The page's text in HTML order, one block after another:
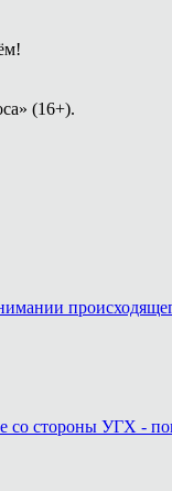
(16+).
стороны УГХ -